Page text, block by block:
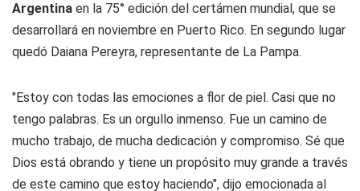
Argentina en la 75° edición del certámen mundial, que se
desarrollará en noviembre en Puerto Rico. En segundo lugar
quedó Daiana Pereyra, representante de La Pampa.
"Estoy con todas las emociones a flor de piel. Casi que no
tengo palabras. Es un orgullo inmenso. Fue un camino de
mucho trabajo, de mucha dedicación y compromiso. Sé que
Dios está obrando y tiene un propósito muy grande a través
de este camino que estoy haciendo", dijo emocionada al